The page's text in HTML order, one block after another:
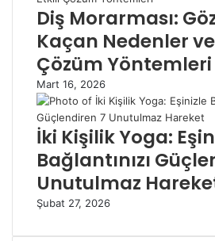
Diş Morarması:
Kaçan Nedenler
Çözüm Yöntemleri
Mart 16, 2026
İki Kişilik Yoga:
Bağlantınızı
Unutulmaz
Şubat 27, 2026